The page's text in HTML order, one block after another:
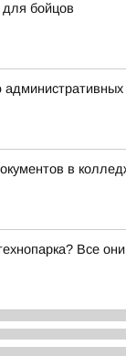
бойцов
в
Все